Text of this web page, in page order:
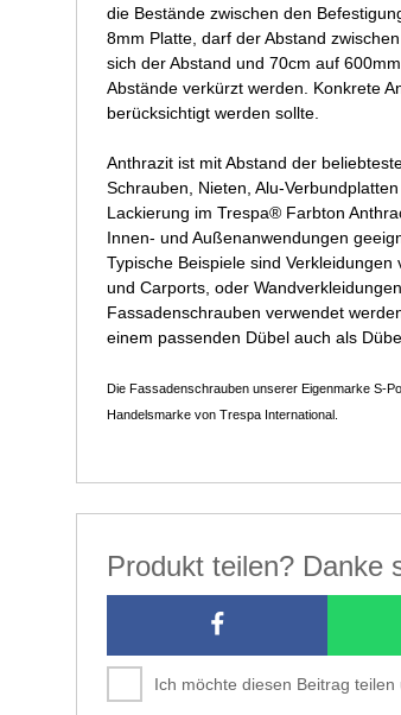
die Bestände zwischen den
8mm Platte, darf der Abstand
sich der Abstand und 70cm auf
Abstände verkürzt werden. Konkrete
berücksichtigt werden sollte.
Anthrazit ist mit Abstand der
Schrauben, Nieten, Alu-
Lackierung im Trespa® Farbton
Innen- und Außenanwendungen
Typische Beispiele sind
und Carports, oder
Fassadenschrauben verwendet
einem passenden Dübel auch als
Die Fassadenschrauben unserer Eigenmarke S-
Handelsmarke von Trespa International.
Produkt teilen? Danke
Ich möchte diesen Beitrag